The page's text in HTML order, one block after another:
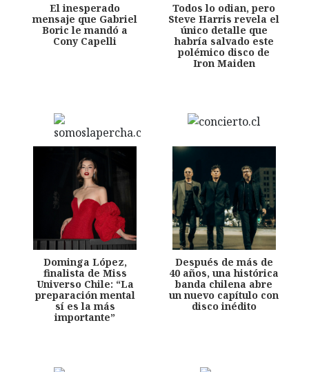
El inesperado
mensaje que Gabriel
Boric le mandó a
Cony Capelli
Todos lo odian, pero
Steve Harris revela el
único detalle que
habría salvado este
polémico disco de
Iron Maiden
Dominga López,
finalista de Miss
Universo Chile: “La
preparación mental
sí es la más
importante”
Después de más de
40 años, una histórica
banda chilena abre
un nuevo capítulo con
disco inédito